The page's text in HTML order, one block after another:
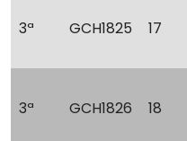
3ª GCH1825 17
3ª GCH1826 18